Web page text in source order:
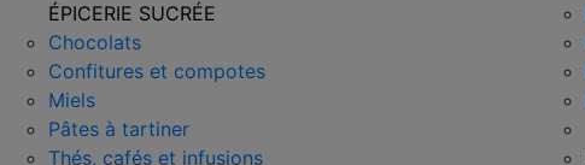
ÉPICERIE SUCRÉE
Chocolats
Confitures et compotes
Miels
Pâtes à tartiner
Thés, cafés et infusions